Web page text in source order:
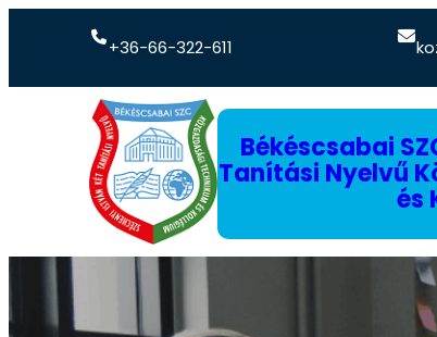
+36-66-322-611
Békéscsabai
Tanítási Nyelvű
és